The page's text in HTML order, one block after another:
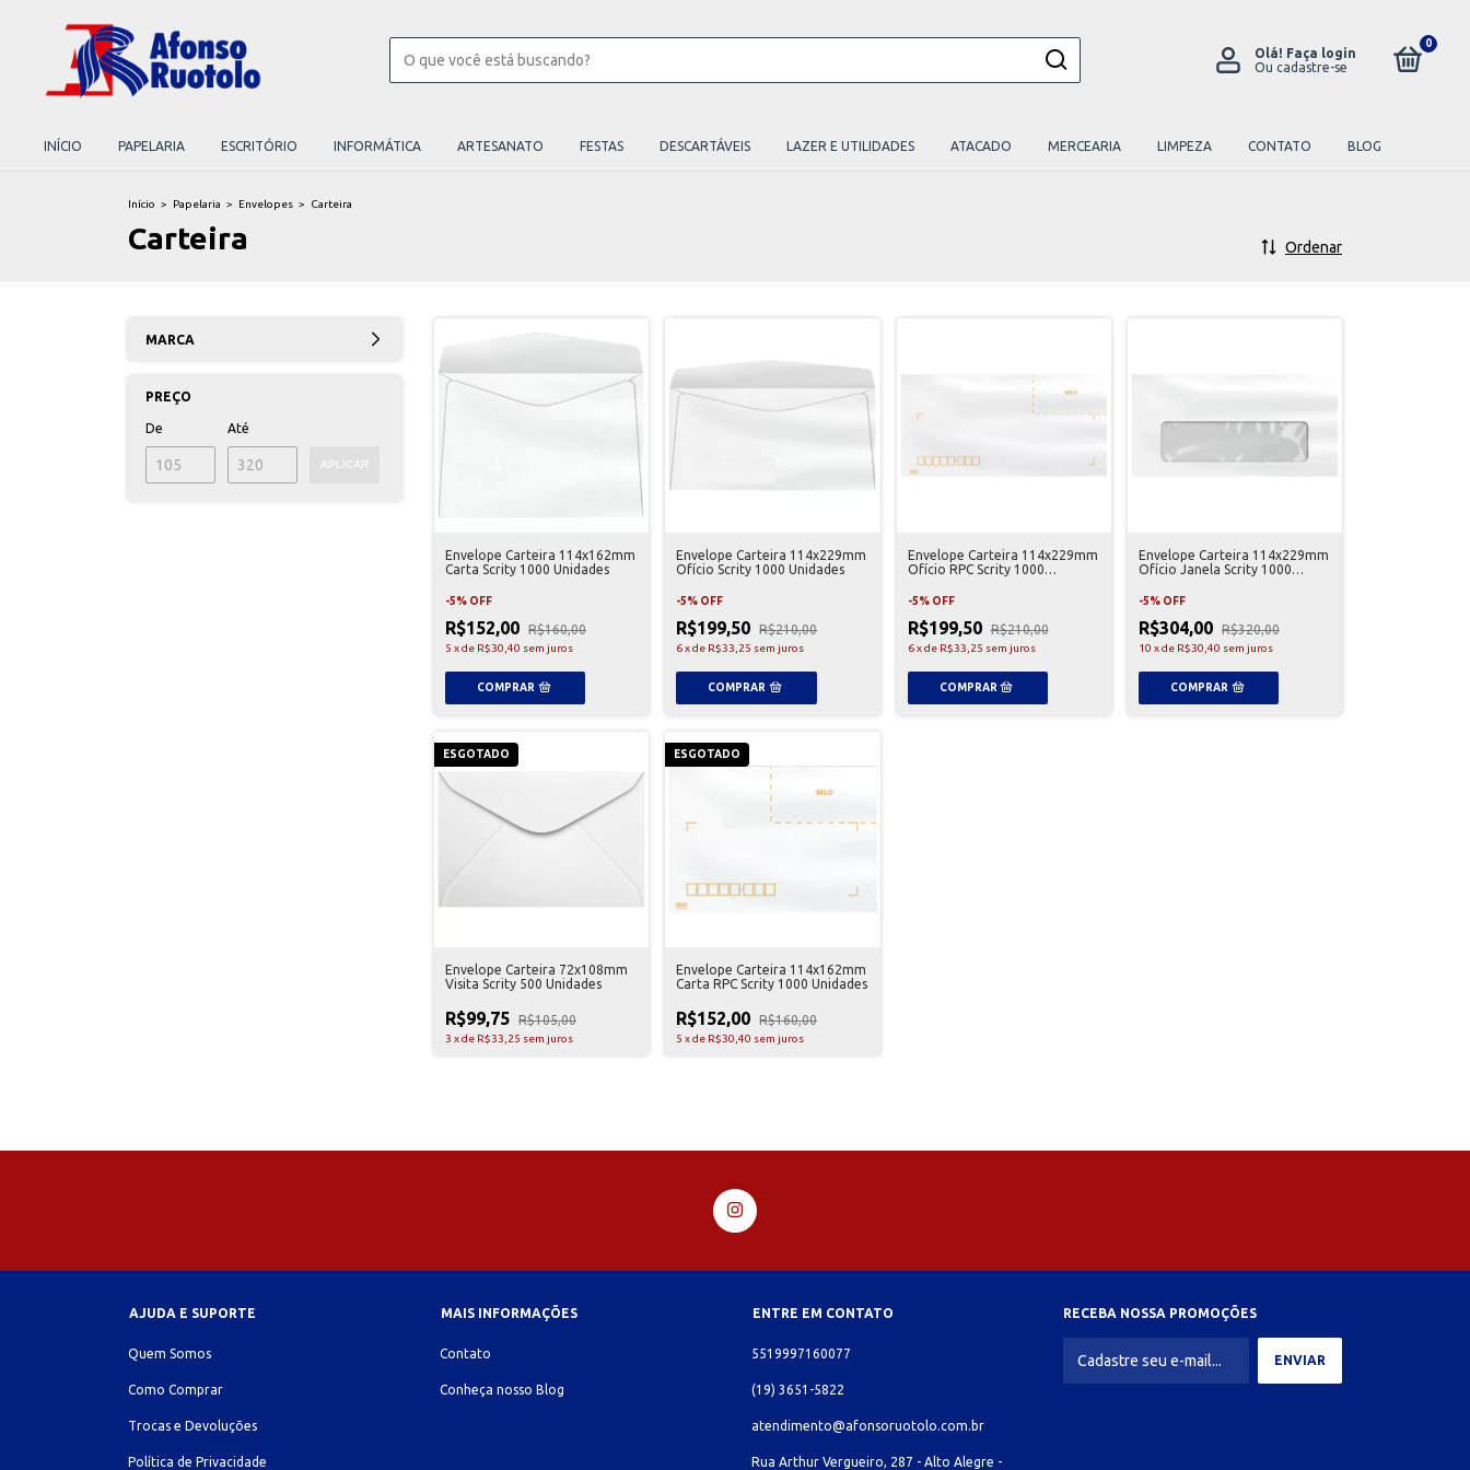
Olá! Faça login
Ou cadastre-se
0
INÍCIO PAPELARIA ESCRITÓRIO INFORMÁTICA ARTESANATO FESTAS DESCARTÁVEIS LAZER E UTILIDADES ATACADO MERCEARIA LIMPEZA CONTATO BLOG
Início > Papelaria > Envelopes > Carteira
Carteira Ordenar
MARCA
PREÇO
De Até
APLICAR
Envelope Carteira 114x162mm
Carta Scrity 1000 Unidades
-5% OFF
R$152,00 R$160,00
5 xde R$30,40 sem juros
Envelope Carteira 114x229mm
Ofício Scrity 1000 Unidades
-5% OFF
R$199,50 R$210,00
6 xde R$33,25 sem juros
Envelope Carteira 114x229mm
Ofício RPC Scrity 1000
-5% OFF
R$199,50 R$210,00
6 xde R$33,25 sem juros
Envelope Carteira 114x229mm
Ofício Janela Scrity 1000
-5% OFF
R$304,00 R$320,00
10 xde R$30,40 sem juros
ESGOTADO
Envelope Carteira 72x108mm
Visita Scrity 500 Unidades
R$99,75 R$105,00
3 xde R$33,25 sem juros
ESGOTADO
Envelope Carteira 114x162mm
Carta RPC Scrity 1000 Unidades
R$152,00 R$160,00
5 xde R$30,40 sem juros
AJUDA E SUPORTE
Quem Somos
Como Comprar
Trocas e Devoluções
Política de Privacidade
MAIS INFORMAÇÕES
Contato
Conheça nosso Blog
ENTRE EM CONTATO
5519997160077
(19) 3651-5822
atendimento@afonsoruotolo.com.br
Rua Arthur Vergueiro, 287 - Alto Alegre -
RECEBA NOSSA PROMOÇÕES